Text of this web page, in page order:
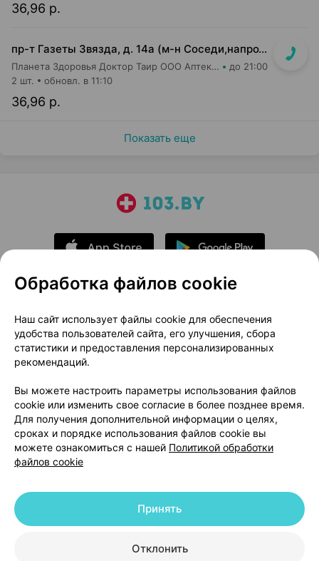
36,96 р.
пр-т Газеты Звязда, д. 14а (м-н Соседи,напротив касс)
Планета Здоровья Доктор Таир ООО Аптека №14 до 21:00
36,96 р.
2 шт. обновл. в 11:10
Показать еще
О проекте
Новости проекта
Размещение рекламы
Медицинский маркетинг
Публичный договор
Доставка
Способы оплаты
Вакансии
Партнеры
Написать руководителю 103.by
Написать в поддержку
Персональные настройки Cookie
© 2026 ООО «Артокс Лаб», УНП 191700409 | 220012, Республика Беларусь,
+375 291212755
Обработка файлов cookie
Наш сайт использует файлы cookie для обеспечения
удобства пользователей сайта, его улучшения, сбора
статистики и предоставления персонализированных
рекомендаций.
Вы можете настроить параметры использования файлов
cookie или изменить свое согласие в более позднее время.
Для получения дополнительной информации о целях,
сроках и порядке использования файлов cookie вы
можете ознакомиться с нашей Политикой обработки
файлов cookie
Отклонить
Принять